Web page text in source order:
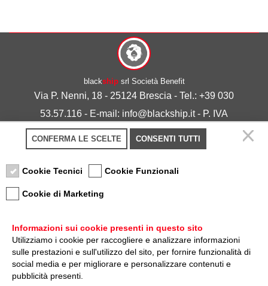
blackshipsrl Società Benefit
Via P. Nenni, 18 - 25124 Brescia - Tel.: +39 030
53.57.116 - E-mail: info@blackship.it - P. IVA
03492980986
Privacy policy-Cookie policy
Nota sulla Certificazione
CONFERMA LE SCELTE CONSENTI TUTTI
Cookie Tecnici Cookie Funzionali
Cookie di Marketing
Informazioni sui cookie presenti in questo sito
Utilizziamo i cookie per raccogliere e analizzare informazioni
sulle prestazioni e sull'utilizzo del sito, per fornire funzionalità di
social media e per migliorare e personalizzare contenuti e
pubblicità presenti.